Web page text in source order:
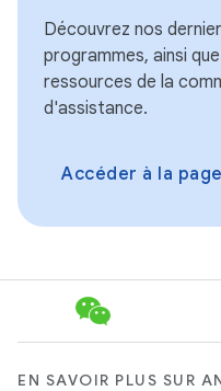
Découvrez nos
programmes, ainsi
ressources de la
d'assistance.
Accéder à la page
EN SAVOIR PLUS SUR